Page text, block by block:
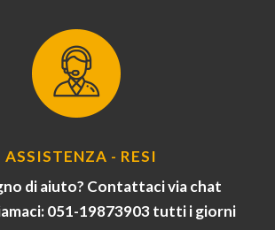
ASSISTENZA - RESI
di aiuto? Contattaci via chat
051-19873903 tutti i giorni